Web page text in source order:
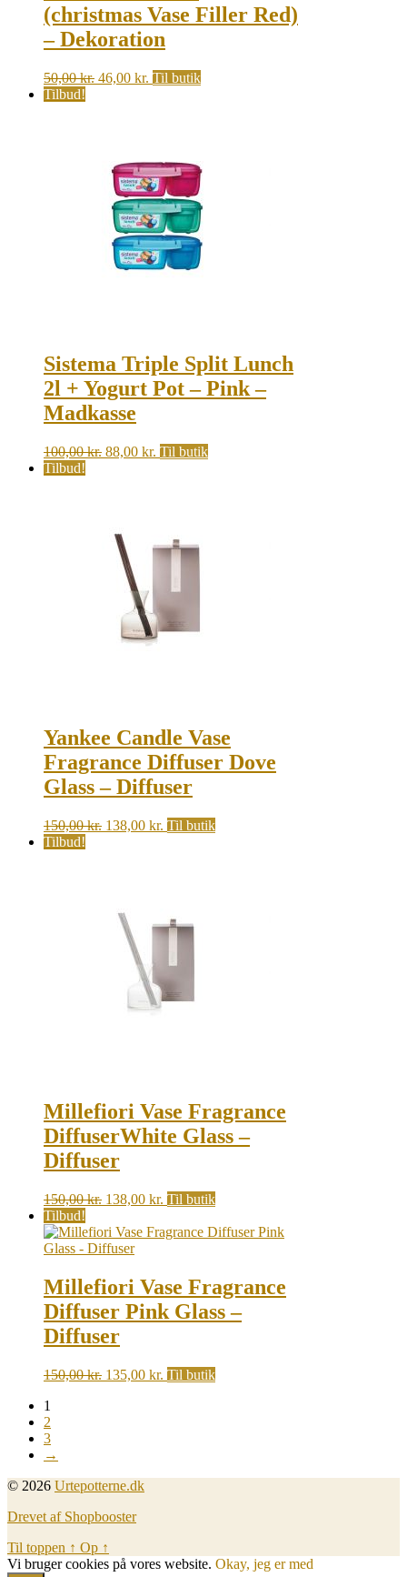
(christmas Vase Filler Red)
– Dekoration
50,00kr. Original
46,00 kr. Current
Til butik
Tilbud!
Sistema Triple Split Lunch
2l + Yogurt Pot – Pink –
Madkasse
100,00kr. Original
88,00 kr. Current
Til butik
Tilbud!
Yankee Candle Vase
Fragrance Diffuser Dove
Glass – Diffuser
150,00kr. Original
138,00 kr. Current
Til butik
Tilbud!
Millefiori Vase Fragrance
DiffuserWhite Glass –
Diffuser
150,00kr. Original
was:
150,00 kr..
138,00 kr. Current
is:
Til butik
Tilbud!
Millefiori Vase Fragrance
Diffuser Pink Glass –
Diffuser
150,00kr. Original
135,00 kr. Current
Til butik
1
2
3
→
© 2026 Urtepotterne.dk
Drevet af Shopbooster
Til toppen ↑ Op ↑
Vi bruger cookies på vores website. Okay, jeg er med